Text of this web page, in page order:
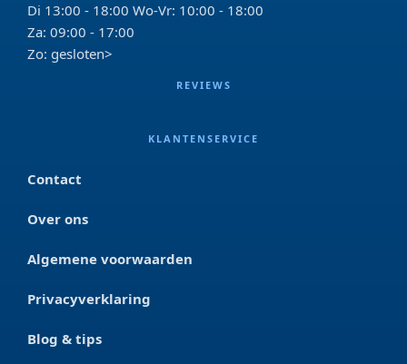
Di 13:00 - 18:00 Wo-Vr: 10:00 - 18:00
Za: 09:00 - 17:00
Zo: gesloten>
REVIEWS
KLANTENSERVICE
Contact
Over ons
Algemene voorwaarden
Privacyverklaring
Blog & tips